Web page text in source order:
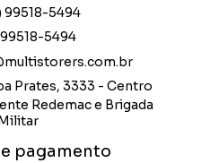
99518-5494
99518-5494
Prates, 3333 - Centro
Redemac e Brigada
Militar
pagamento